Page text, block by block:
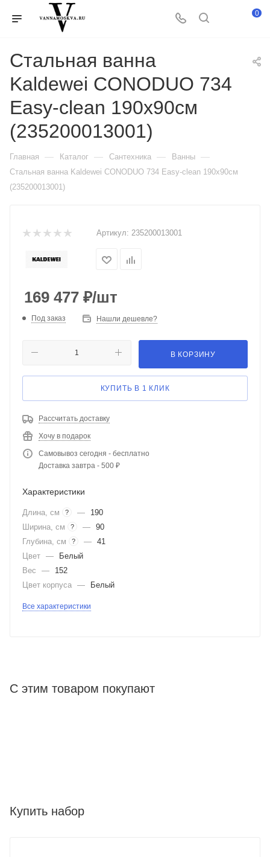
0
Стальная ванна
Kaldewei CONODUO 734
Easy-clean 190x90см
(235200013001)
Главная — Каталог — Сантехника — Ванны —
Стальная ванна Kaldewei CONODUO 734 Easy-clean 190x90см
(235200013001)
Артикул: 235200013001
169 477 ₽/шт
Под заказ Нашли дешевле?
В КОРЗИНУ
КУПИТЬ В 1 КЛИК
Рассчитать доставку
Хочу в подарок
Самовывоз сегодня - бесплатно
Доставка завтра - 500 ₽
Характеристики
Длина, см ? —
190
Ширина, см
? — 90
Глубина, см
? — 41
Цвет —
Белый
Вес
—
152
Цвет корпуса — Белый
Все характеристики
С этим товаром покупают
Купить набор